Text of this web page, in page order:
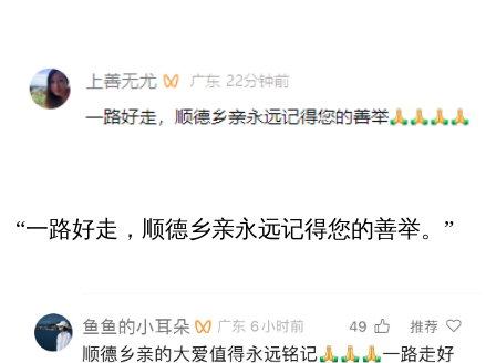
“一路好走，顺德乡亲永远记得您的善举。”